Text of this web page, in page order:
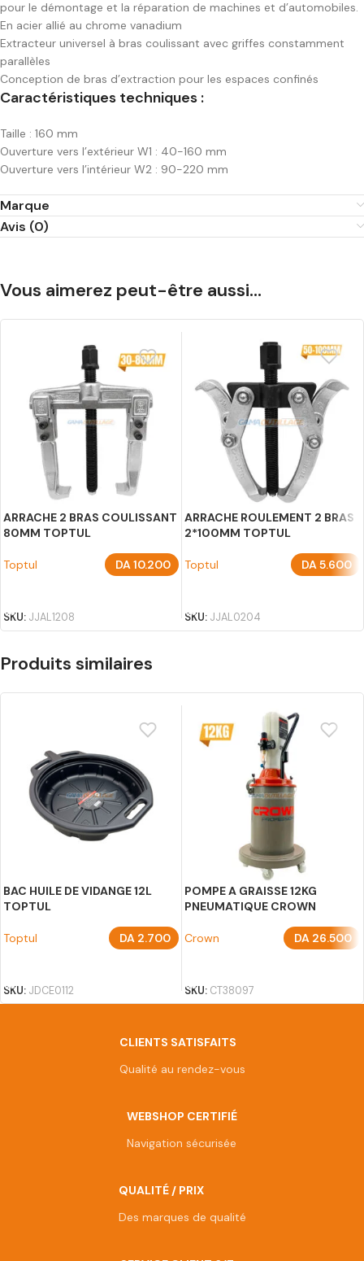
pour le démontage et la réparation de machines et d’automobiles.
En acier allié au chrome vanadium
Extracteur universel à bras coulissant avec griffes constamment
parallèles
Conception de bras d’extraction pour les espaces confinés
Caractéristiques techniques :
Taille : 160 mm
Ouverture vers l’extérieur W1 : 40-160 mm
Ouverture vers l’intérieur W2 : 90-220 mm
Marque
Avis (0)
Vous aimerez peut-être aussi…
ARRACHE 2 BRAS COULISSANT
80MM TOPTUL
Toptul DA10.200
SKU: JJAL1208
ARRACHE ROULEMENT 2 BRAS
2*100MM TOPTUL
Toptul DA5.600
SKU: JJAL0204
Produits similaires
BAC HUILE DE VIDANGE 12L
TOPTUL
Toptul DA 2.700
SKU: JDCE0112
POMPE A GRAISSE 12KG
PNEUMATIQUE CROWN
Crown DA 26.500
SKU: CT38097
CLIENTS SATISFAITS
Qualité au rendez-vous
WEBSHOP CERTIFIÉ
Navigation sécurisée
QUALITÉ / PRIX
Des marques de qualité